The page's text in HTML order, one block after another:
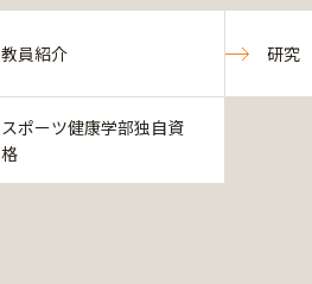
教員紹介 研究
スポーツ健康学部独自資
格